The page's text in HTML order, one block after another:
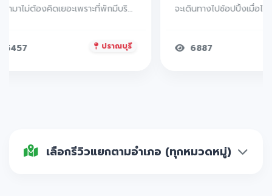
ตื่นเช้ามาไม่ต้องคิดเยอะเพราะที่พักมีบริการอาหารเช้า นั่งจิบกาแฟดีๆ ที่คาเฟ่ที่ตั้งอยู่ในที่พักนี้คือดีย์
5457 ปราณบุรี 6887
เลือกรีวิวแยกตามอำเภอ (ทุกหมวดหมู่)